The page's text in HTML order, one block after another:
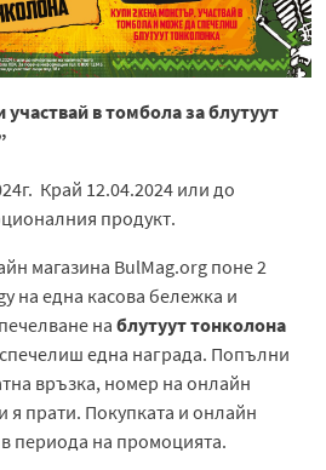
участвай в томбола за блутуут
Край 12.04.2024 или до
продукт.
магазина BulMag.org поне 2
на една касова бележка и
на блутуут тонколона
една награда. Попълни
връзка, номер на онлайн
я прати. Покупката и онлайн
периода на промоцията.